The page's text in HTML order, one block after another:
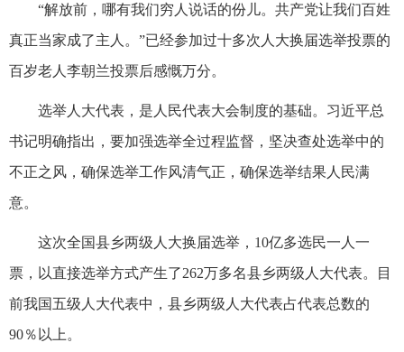
“解放前，哪有我们穷人说话的份儿。共产党让我们百姓
真正当家成了主人。”已经参加过十多次人大换届选举投票的
百岁老人李朝兰投票后感慨万分。
选举人大代表，是人民代表大会制度的基础。习近平总
书记明确指出，要加强选举全过程监督，坚决查处选举中的
不正之风，确保选举工作风清气正，确保选举结果人民满
意。
这次全国县乡两级人大换届选举，10亿多选民一人一
票，以直接选举方式产生了262万多名县乡两级人大代表。目
前我国五级人大代表中，县乡两级人大代表占代表总数的
90％以上。